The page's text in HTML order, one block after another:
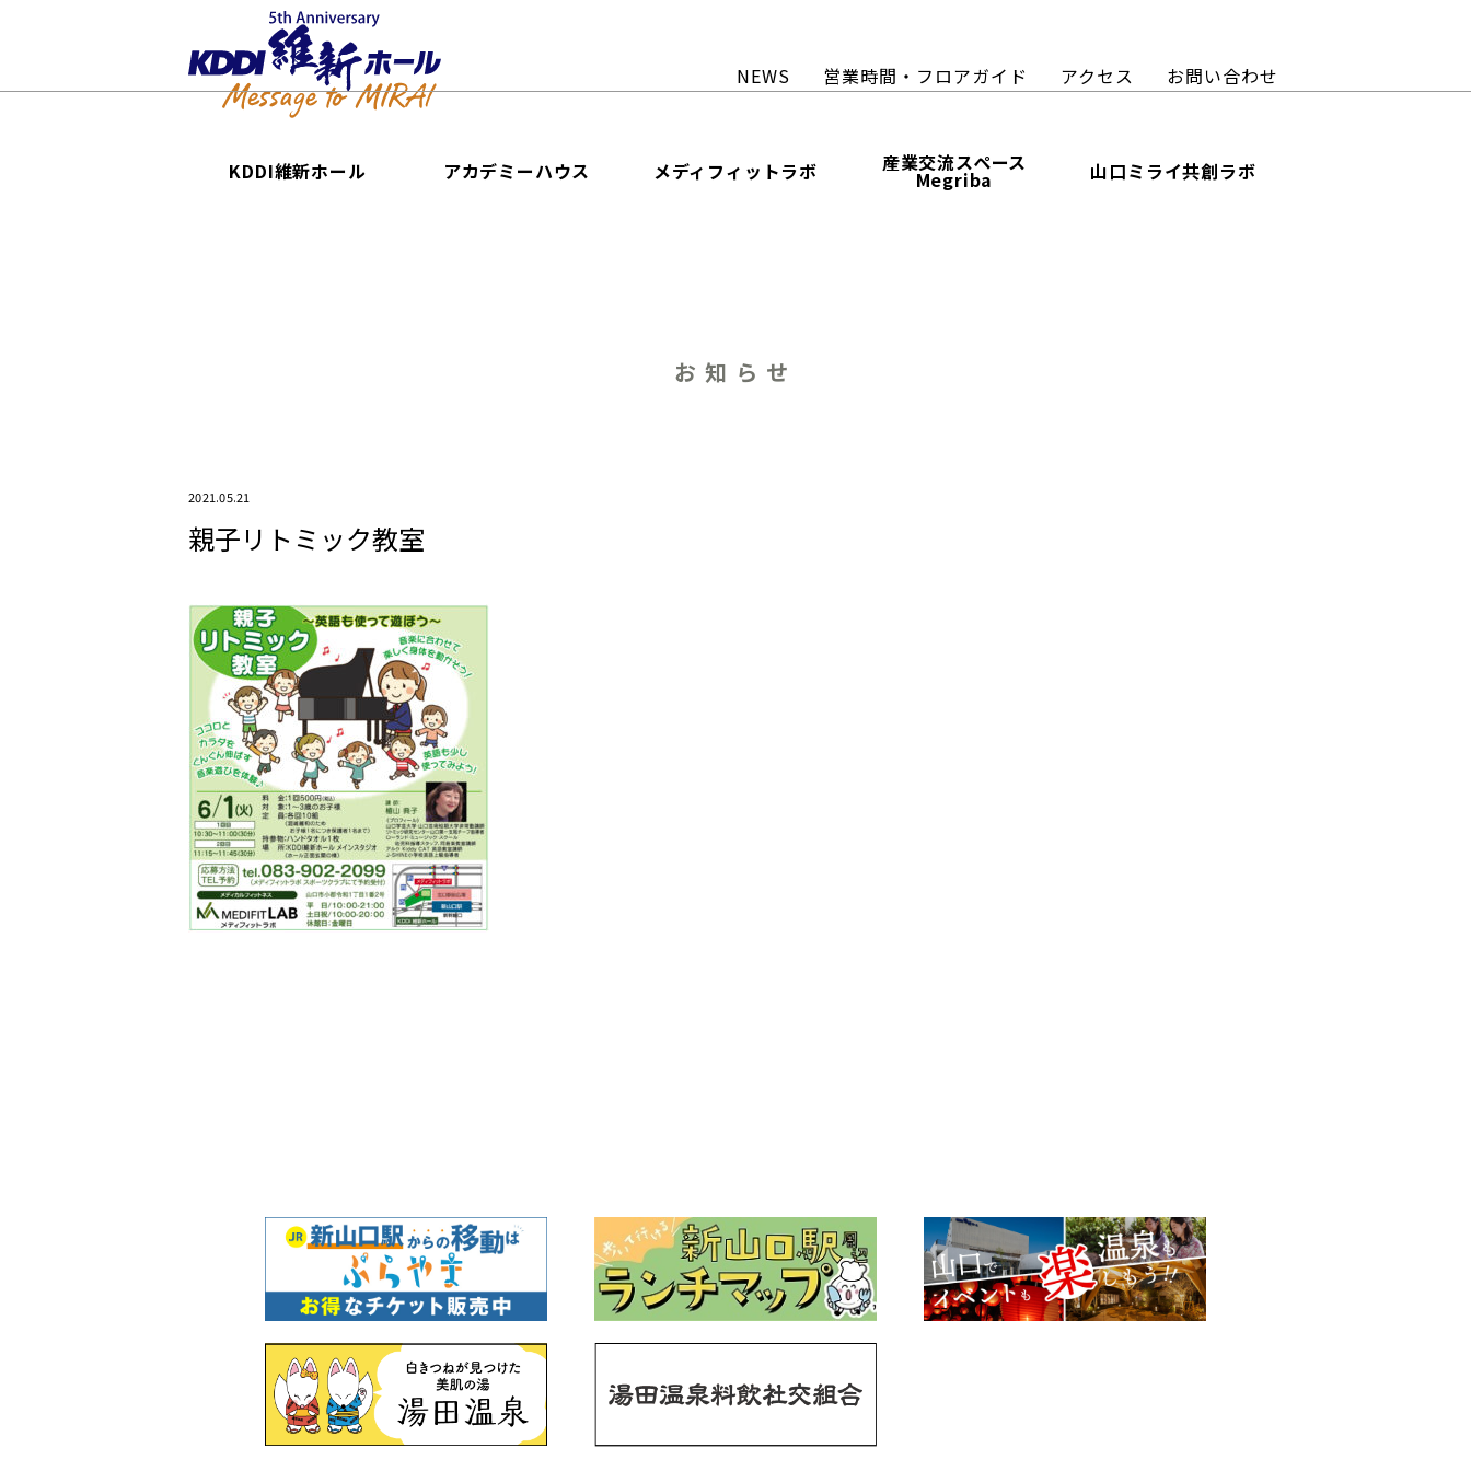
NEWS 営業時間・フロアガイド アクセス お問い合わせ
KDDI維新ホール アカデミーハウス メディフィットラボ 産業交流スペース
Megriba 山口ミライ共創ラボ
お知らせ
2021.05.21
親子リトミック教室